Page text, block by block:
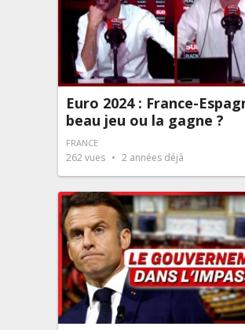
Euro 2024 : France-
beau jeu ou la gagne ?
FRANCE
262vues 2 années déjà